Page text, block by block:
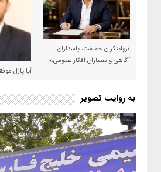
«روایتگران حقیقت، پاسداران
آگاهی و معماران افکار عمومی،»
آیا پازل
شود؟!
به روایت تصویر